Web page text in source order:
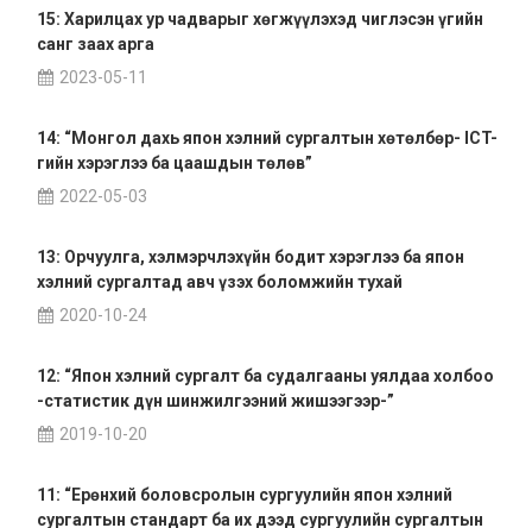
15: Харилцах ур чадварыг хөгжүүлэхэд чиглэсэн үгийн
санг заах арга
2023-05-11
14: “Монгол дахь япон хэлний сургалтын хөтөлбөр- ICT-
гийн хэрэглээ ба цаашдын төлөв”
2022-05-03
13: Орчуулга, хэлмэрчлэхүйн бодит хэрэглээ ба япон
хэлний сургалтад авч үзэх боломжийн тухай
2020-10-24
12: “Япон хэлний сургалт ба судалгааны уялдаа холбоо
-статистик дүн шинжилгээний жишээгээр-”
2019-10-20
11: “Ерөнхий боловсролын сургуулийн япон хэлний
сургалтын стандарт ба их дээд сургуулийн сургалтын